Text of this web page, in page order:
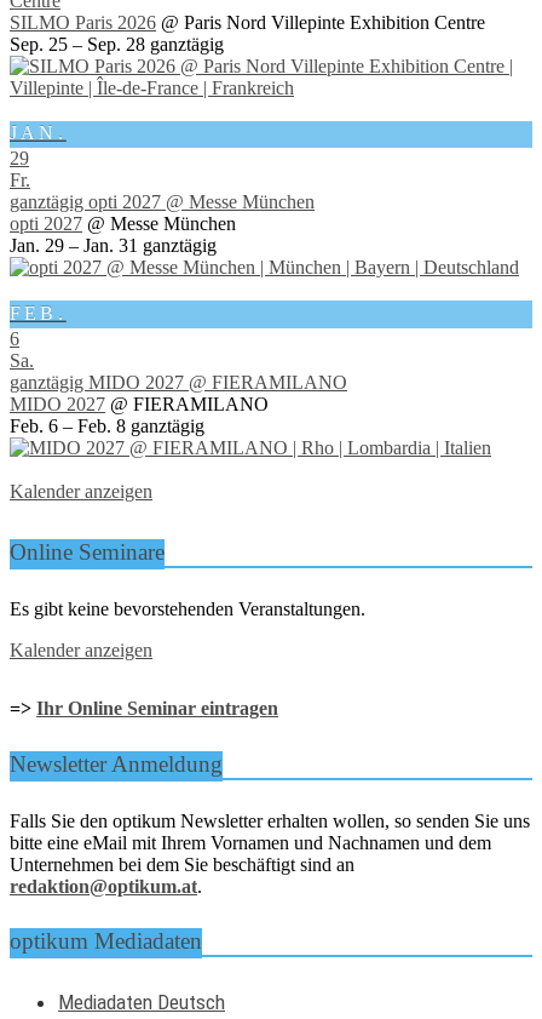
SILMO Paris 2026 @ Paris Nord Villepinte Exhibition Centre
Sep. 25 – Sep. 28 ganztägig
JAN.
29
Fr.
ganztägig opti 2027 @ Messe München
opti 2027 @ Messe München
Jan. 29 – Jan. 31 ganztägig
FEB.
6
Sa.
ganztägig MIDO 2027 @ FIERAMILANO
MIDO 2027 @ FIERAMILANO
Feb. 6 – Feb. 8 ganztägig
Kalender anzeigen
Online Seminare
Es gibt keine bevorstehenden Veranstaltungen.
Kalender anzeigen
=> Ihr Online Seminar eintragen
Newsletter Anmeldung
Falls Sie den optikum Newsletter erhalten wollen, so senden Sie uns
bitte eine eMail mit Ihrem Vornamen und Nachnamen und dem
Unternehmen bei dem Sie beschäftigt sind an
redaktion@optikum.at.
optikum Mediadaten
Mediadaten Deutsch